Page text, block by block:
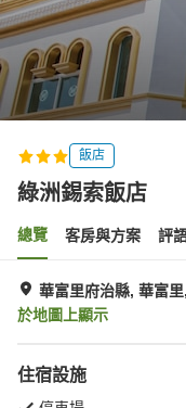
飯店
綠洲錫索飯店
總覽 客房與方案 評
華富里府治縣, 華富里
於地圖上顯示
住宿設施